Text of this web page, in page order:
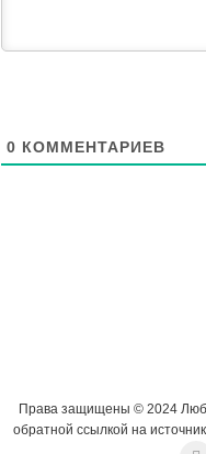
0 КОММЕНТАРИЕВ
Права защищены © 2024
обратной ссылкой на